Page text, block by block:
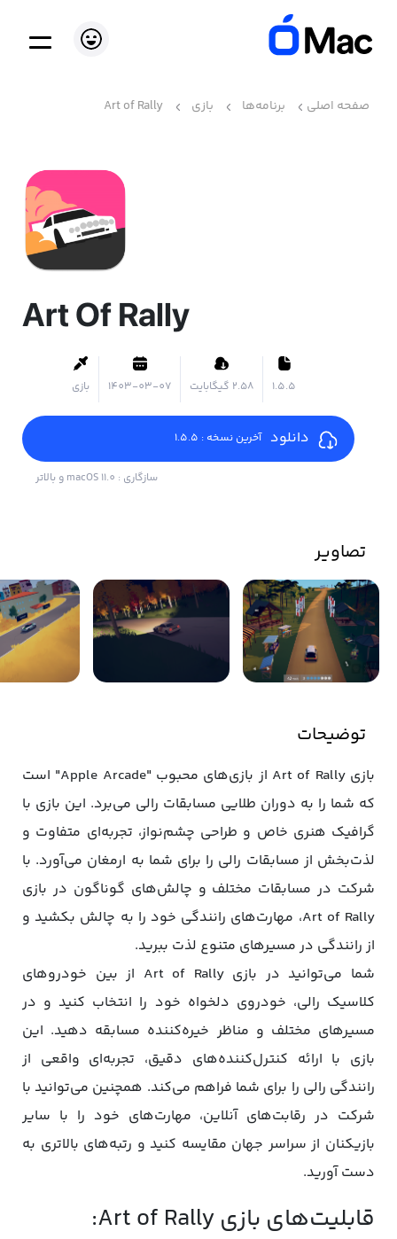
صفحه اصلی برنامه‌ها بازی Art of Rally
Art Of Rally
1.5.5 ۲.۵۸ گیگابایت 1403-03-07 بازی
دانلود آخرین نسخه : 1.5.5
سازگاری : macOS 11.0 و بالاتر
تصاویر
توضیحات
بازی Art of Rally از بازی‌های محبوب "Apple Arcade" است
که شما را به دوران طلایی مسابقات رالی می‌برد. این بازی با
گرافیک هنری خاص و طراحی‌ چشم‌نواز، تجربه‌ای متفاوت و
لذت‌بخش از مسابقات رالی را برای شما به ارمغان می‌آورد. با
شرکت در مسابقات مختلف و چالش‌های گوناگون در بازی
Art of Rally، مهارت‌های رانندگی خود را به چالش بکشید و
از رانندگی در مسیرهای متنوع لذت ببرید.
شما می‌توانید در بازی Art of Rally از بین خودروهای
کلاسیک رالی، خودروی دلخواه خود را انتخاب کنید و در
مسیرهای مختلف و مناظر خیره‌کننده مسابقه دهید. این
بازی با ارائه کنترل‌کننده‌های دقیق، تجربه‌ای واقعی از
رانندگی رالی را برای شما فراهم می‌کند. همچنین می‌توانید با
شرکت در رقابت‌های آنلاین، مهارت‌های خود را با سایر
بازیکنان از سراسر جهان مقایسه کنید و رتبه‌های بالاتری به
دست آورید.
قابلیت‌های بازی Art of Rally: